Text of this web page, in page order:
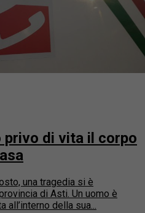
privo di vita il corpo
una tragedia si è
di Asti. Un uomo è
all’interno della sua...